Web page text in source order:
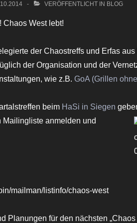
VERÖFFENTLICHT IN BLOG
Chaos West lebt!
der Chaostreffs und Erfas
der Organisation und der
wie z.B. GoA (Grillen
beim HaSi in Siegen
Mailingliste anmelden und
mailman/listinfo/chaos-west
Planungen für den nächsten